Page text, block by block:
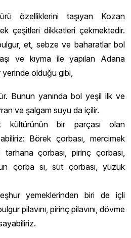
özelliklerini taşıyan Kozan
çeşitleri dikkatleri çekmektedir.
et, sebze ve baharatlar bol
ve kıyma ile yapılan Adana
yerinde olduğu gibi,
Bunun yanında bol yeşil ilk ve
ve şalgam suyu da içilir.
kültürünün bir parçası olan
Börek çorbası, mercimek
tarhana çorbası, pirinç çorbası,
çorba sı, süt çorbası, yüzük
yemeklerinden biri de içli
pilavını, pirinç pilavını, dövme